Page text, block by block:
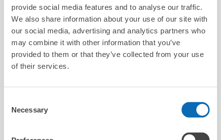
provide social media features and to analyse our traffic.
We also share information about your use of our site with
our social media, advertising and analytics partners who
may combine it with other information that you’ve
provided to them or that they’ve collected from your use
of their services.
Selection
Necessary
預約此店舖
ビッグエコー渋谷道玄坂店